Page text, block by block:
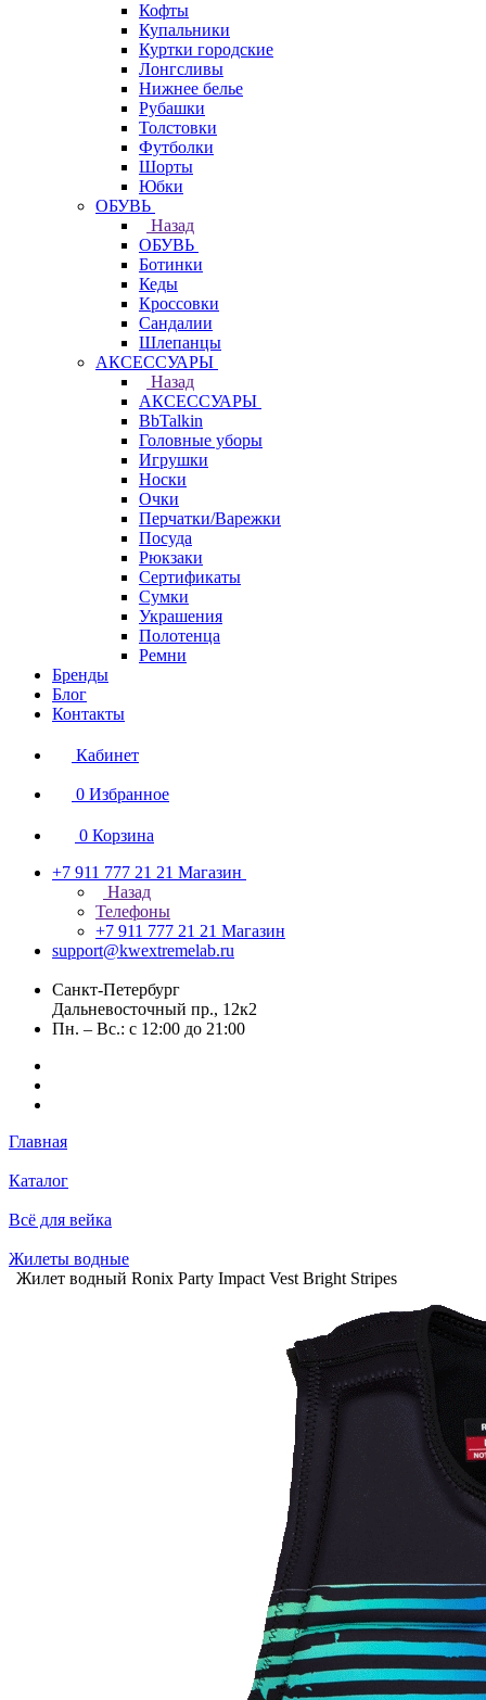
Кофты
Купальники
Куртки городские
Лонгсливы
Нижнее белье
Рубашки
Толстовки
Футболки
Шорты
Юбки
ОБУВЬ
Назад
ОБУВЬ
Ботинки
Кеды
Кроссовки
Сандалии
Шлепанцы
АКСЕССУАРЫ
Назад
АКСЕССУАРЫ
BbTalkin
Головные уборы
Игрушки
Носки
Очки
Перчатки/Варежки
Посуда
Рюкзаки
Сертификаты
Сумки
Украшения
Полотенца
Ремни
Бренды
Блог
Контакты
Кабинет
0 Избранное
0 Корзина
+7 911 777 21 21 Магазин
Назад
Телефоны
+7 911 777 21 21 Магазин
support@kwextremelab.ru
Санкт-Петербург
Дальневосточный пр., 12к2
Пн. – Вс.: с 12:00 до 21:00
Главная
Каталог
Всё для вейка
Жилеты водные
Жилет водный Ronix Party Impact Vest Bright Stripes